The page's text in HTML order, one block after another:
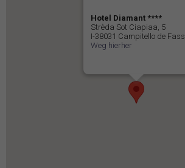
Hotel Diamant ****
Strèda Sot Ciapiaa, 5
I-38031 Campitello de
Weg hierher